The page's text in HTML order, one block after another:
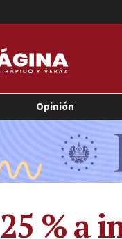
Opinión
% a